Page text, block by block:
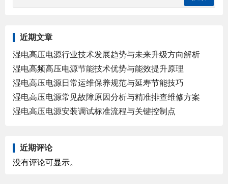
近期文章
湿电高压电源行业技术发展趋势与未来升级方向解析
湿电高频高压电源节能技术优势与能效提升原理
湿电高压电源日常运维保养规范与延寿节能技巧
湿电高压电源常见故障原因分析与精准排查维修方案
湿电高压电源安装调试标准流程与关键控制点
近期评论
没有评论可显示。